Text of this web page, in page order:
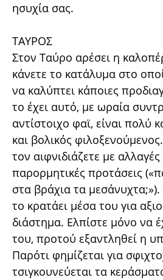
ησυχία σας.
ΤΑΥΡΟΣ
Στον Ταύρο αρέσει η
κάνετε το κατάλυμα στο
να καλύπτει κάποιες
το έχει αυτό, με ωραία
αντίστοιχο φαϊ, είναι πολύ
και βολικός
τον αιφνιδιάζετε με
παρορμητικές προτάσεις
στα βράχια τα μεσάνυχτα;»).
το κρατάει μέσα του για
διάστημα. Ελπίστε μόνο να
του, προτού εξαντληθεί η
Παρότι φημίζεται για
τσιγκουνεύεται τα